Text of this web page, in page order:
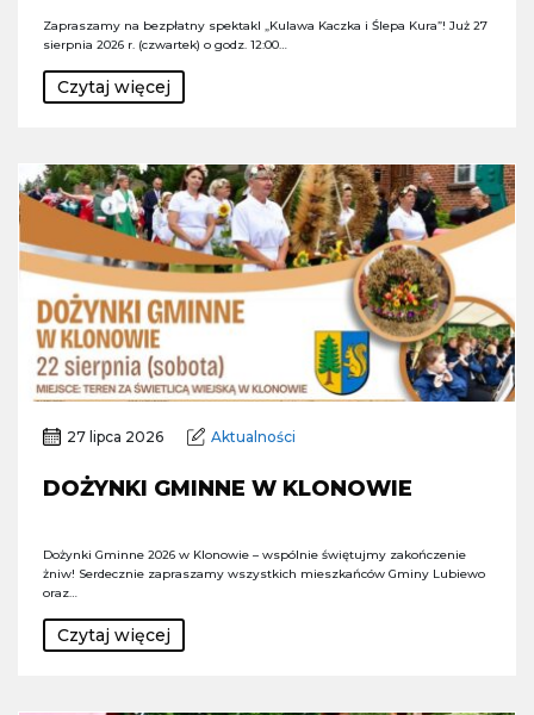
Zapraszamy na bezpłatny spektakl „Kulawa Kaczka i Ślepa Kura”! Już 27
sierpnia 2026 r. (czwartek) o godz. 12:00…
Czytaj więcej
27 lipca 2026 Aktualności
DOŻYNKI GMINNE W KLONOWIE
Dożynki Gminne 2026 w Klonowie – wspólnie świętujmy zakończenie
żniw! Serdecznie zapraszamy wszystkich mieszkańców Gminy Lubiewo
oraz…
Czytaj więcej